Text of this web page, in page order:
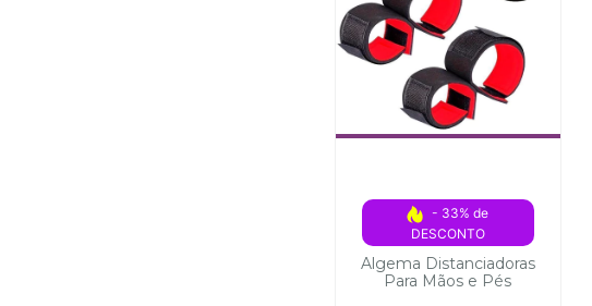
- 33% de
DESCONTO
Algema Distanciadoras
Para Mãos e Pés